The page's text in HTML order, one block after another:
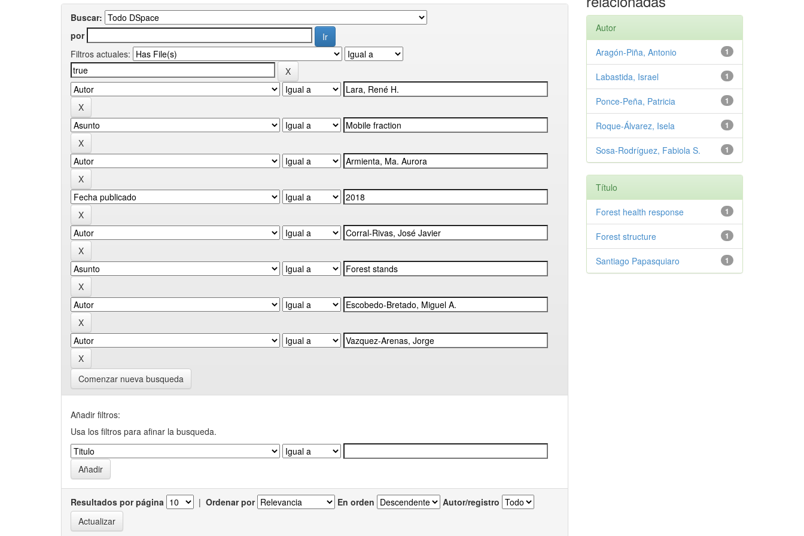
Buscar:
por
Filtros actuales:
Comenzar nueva busqueda
Añadir filtros:
Usa los filtros para afinar la busqueda.
Resultados por página | Ordenar por En orden Autor/registro
Autor
1
Aragón-Piña, Antonio
1
Labastida, Israel
1
Ponce-Peña, Patricia
1
Roque-Álvarez, Isela
1
Sosa-Rodríguez, Fabiola S.
Título
1
Forest health response
1
Forest structure
1
Santiago Papasquiaro